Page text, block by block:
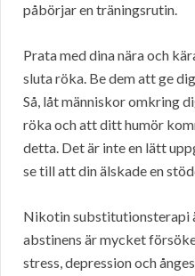
påbörjar en träningsrutin.
Prata med dina nära och
sluta röka. Be dem att ge
Så, låt människor omkring
röka och att ditt humör
detta. Det är inte en lätt
se till att din älskade en
Nikotin substitutionsterapi
abstinens är mycket
stress, depression och